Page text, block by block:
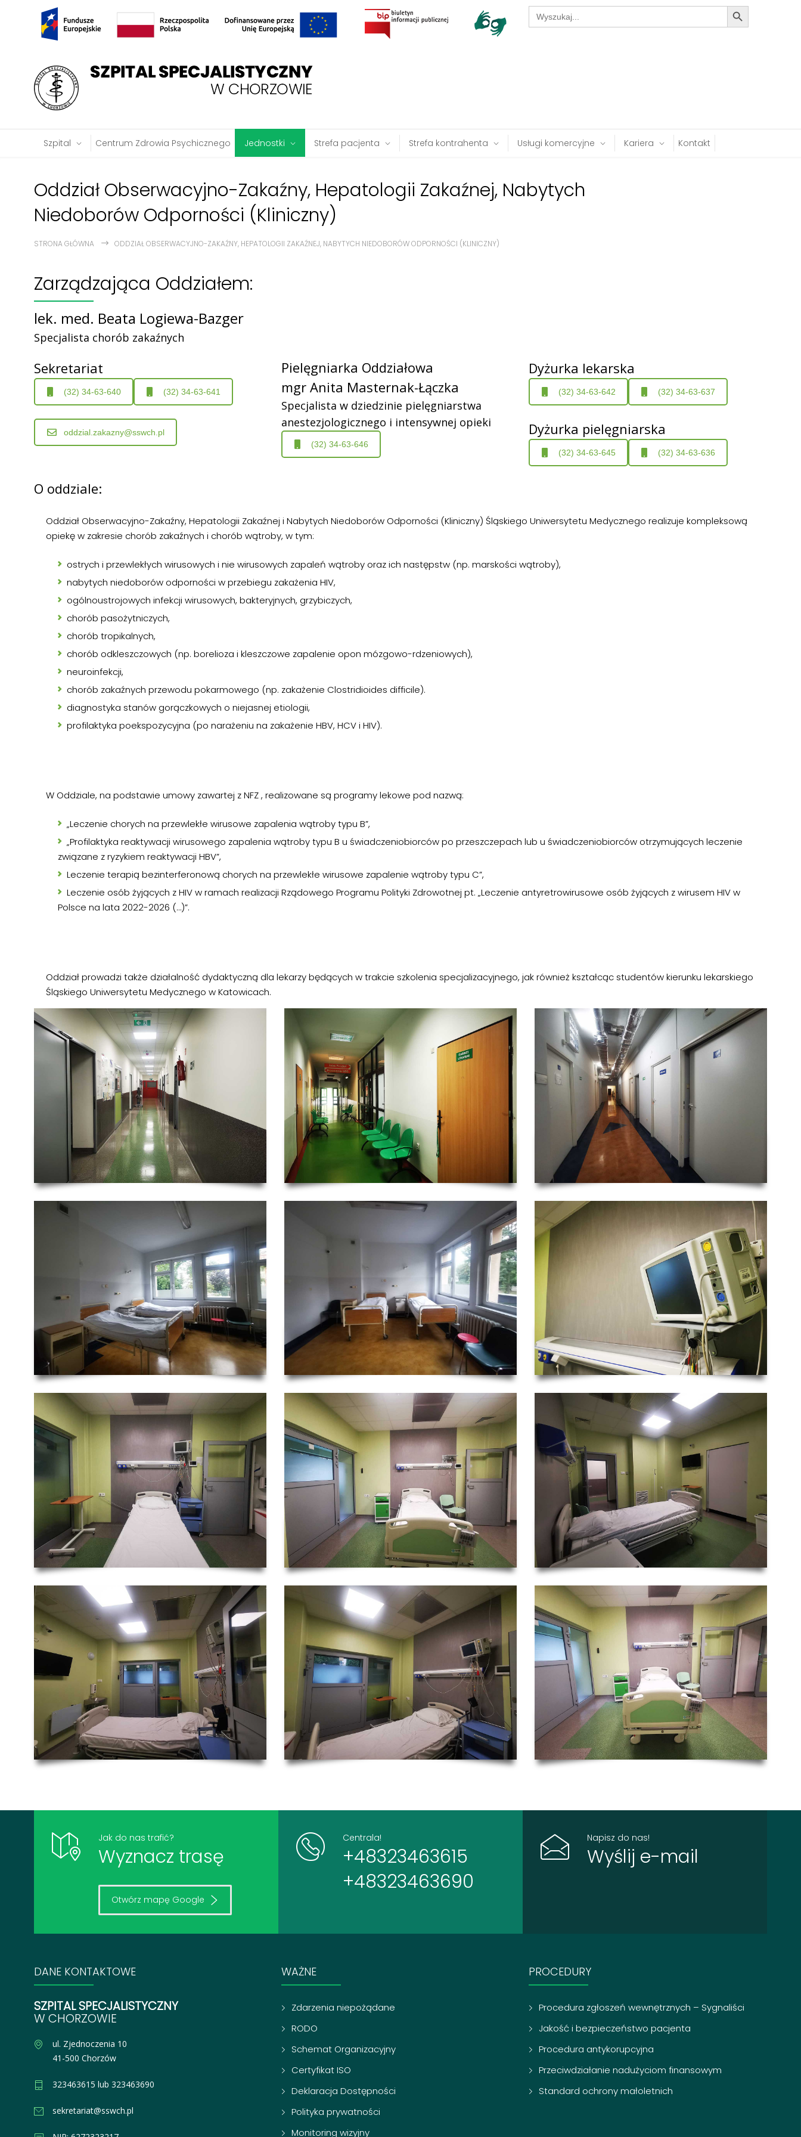
Search
for:
Search Button
Szpital Centrum Zdrowia Psychicznego Jednostki Strefa pacjenta Strefa kontrahenta Usługi komercyjne Kariera Kontakt
Oddział Obserwacyjno-Zakaźny, Hepatologii Zakaźnej, Nabytych
Niedoborów Odporności (Kliniczny)
STRONA GŁÓWNA ODDZIAŁ OBSERWACYJNO-ZAKAŹNY, HEPATOLOGII ZAKAŹNEJ, NABYTYCH NIEDOBORÓW ODPORNOŚCI (KLINICZNY)
Zarządzająca Oddziałem:
lek. med. Beata Logiewa-Bazger
Specjalista chorób zakaźnych
Sekretariat
(32) 34-63-640 (32) 34-63-641
oddzial.zakazny@sswch.pl
Pielęgniarka Oddziałowa
mgr Anita Masternak-Łączka
Specjalista w dziedzinie pielęgniarstwa
anestezjologicznego i intensywnej opieki
(32) 34-63-646
Dyżurka lekarska
(32) 34-63-642 (32) 34-63-637
Dyżurka pielęgniarska
(32) 34-63-645 (32) 34-63-636
O oddziale:
Oddział Obserwacyjno-Zakaźny, Hepatologii Zakaźnej i Nabytych Niedoborów Odporności (Kliniczny) Śląskiego Uniwersytetu Medycznego realizuje kompleksową
opiekę w zakresie chorób zakaźnych i chorób wątroby, w tym:
ostrych i przewlekłych wirusowych i nie wirusowych zapaleń wątroby oraz ich następstw (np. marskości wątroby),
nabytych niedoborów odporności w przebiegu zakażenia HIV,
ogólnoustrojowych infekcji wirusowych, bakteryjnych, grzybiczych,
chorób pasożytniczych,
chorób tropikalnych,
chorób odkleszczowych (np. borelioza i kleszczowe zapalenie opon mózgowo-rdzeniowych),
neuroinfekcji,
chorób zakaźnych przewodu pokarmowego (np. zakażenie Clostridioides difficile).
diagnostyka stanów gorączkowych o niejasnej etiologii,
profilaktyka poekspozycyjna (po narażeniu na zakażenie HBV, HCV i HIV).
W Oddziale, na podstawie umowy zawartej z NFZ , realizowane są programy lekowe pod nazwą:
„Leczenie chorych na przewlekłe wirusowe zapalenia wątroby typu B”,
„Profilaktyka reaktywacji wirusowego zapalenia wątroby typu B u świadczeniobiorców po przeszczepach lub u świadczeniobiorców otrzymujących leczenie
związane z ryzykiem reaktywacji HBV”,
Leczenie terapią bezinterferonową chorych na przewlekłe wirusowe zapalenie wątroby typu C”,
Leczenie osób żyjących z HIV w ramach realizacji Rządowego Programu Polityki Zdrowotnej pt. „Leczenie antyretrowirusowe osób żyjących z wirusem HIV w
Polsce na lata 2022-2026 (…)”.
Oddział prowadzi także działalność dydaktyczną dla lekarzy będących w trakcie szkolenia specjalizacyjnego, jak również kształcąc studentów kierunku lekarskiego
Śląskiego Uniwersytetu Medycznego w Katowicach.
Jak do nas trafić?
Wyznacz trasę
Otwórz mapę Google
Centrala!
+48323463615
+48323463690
Napisz do nas!
Wyślij e-mail
DANE KONTAKTOWE
SZPITAL SPECJALISTYCZNY
W CHORZOWIE
ul. Zjednoczenia 10
41-500 Chorzów
323463615 lub 323463690
sekretariat@sswch.pl
WAŻNE
Zdarzenia niepożądane
RODO
Schemat Organizacyjny
Certyfikat ISO
Deklaracja Dostępności
Polityka prywatności
Monitoring wizyjny
PROCEDURY
Procedura zgłoszeń wewnętrznych – Sygnaliści
Jakość i bezpieczeństwo pacjenta
Procedura antykorupcyjna
Przeciwdziałanie nadużyciom finansowym
Standard ochrony małoletnich